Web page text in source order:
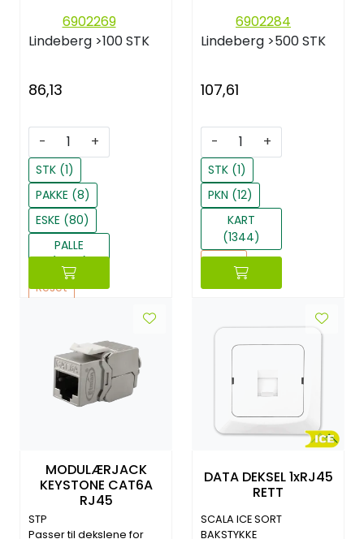
6902269
Lindeberg >100 STK
86,13
- +
STK (1)
PAKKE (8)
ESKE (80)
PALLE
(1440)
Reset
6902284
Lindeberg >500 STK
107,61
- +
STK (1)
PKN (12)
KART
(1344)
Reset
MODULÆRJACK
KEYSTONE CAT6A
RJ45
STP
Passer til dekslene for
DATA DEKSEL 1xRJ45
RETT
SCALA ICE SORT
BAKSTYKKE